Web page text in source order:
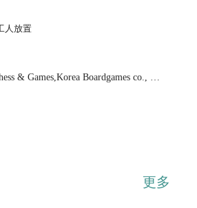
能板都是随机摆放的）所以重开
人放置
& Games,Korea Boardgames co., Lt
更多